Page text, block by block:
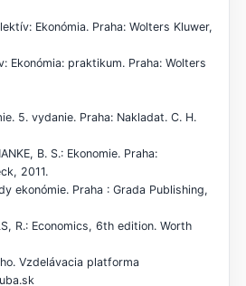
Ekonómia. Praha: Wolters Kluwer,
Ekonómia: praktikum. Praha: Wolters
5. vydanie. Praha: Nakladat. C. H.
B. S.: Ekonomie. Praha:
2011.
ekonómie. Praha : Grada Publishing,
R.: Economics, 6th edition. Worth
Vzdelávacia platforma